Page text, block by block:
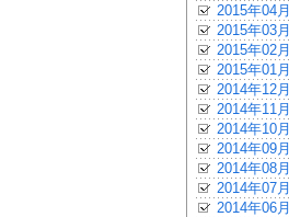
2015年04月
2015年03月
2015年02月
2015年01月
2014年12月
2014年11月
2014年10月
2014年09月
2014年08月
2014年07月
2014年06月